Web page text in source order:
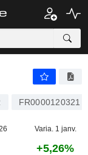
385,90
FR0000120321
Varia. 1 janv.
+5,26%